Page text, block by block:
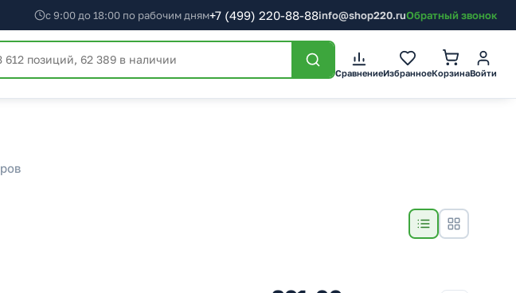
с 9:00 до 18:00 по рабочим дням+7 (499) 220-88-88info@shop220.ruОбратный звонок
СравнениеИзбранноеКорзинаВойти